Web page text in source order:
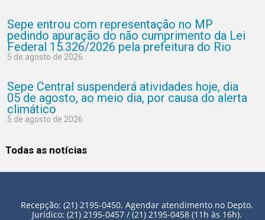
Sepe entrou com representação no MP
pedindo apuração do não cumprimento da Lei
Federal 15.326/2026 pela prefeitura do Rio
5 de agosto de 2026
Sepe Central suspenderá atividades hoje, dia
05 de agosto, ao meio dia, por causa do alerta
climático
5 de agosto de 2026
Todas as notícias
Recepção: (21) 2195-0450. Agendar atendimento no Depto.
Jurídico: (21) 2195-0457 / (21) 2195-0458 (11h às 16h).